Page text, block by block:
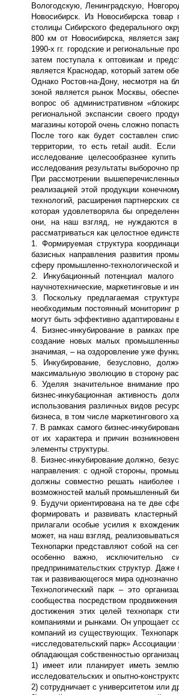
Вологодскую, Ленинградскую,
Новосибирск. Из Новосибирска
столицы Сибирского федерального
800 км от Новосибирска, является
1990-х гг. городские и региональные
затем поступала к оптовикам и
является Краснодар, который затем
Однако Ростов-на-Дону, несмотря на
зоной является рынок Москвы,
вопрос об административном
региональной экспансии своего
магазины которой очень сложно
После того как будет составлен
территории, то есть retail audit. Если
исследование целесообразнее
исследования результаты выборочно
При рассмотрении
реализацией этой продукции
технологий, расширения партнерских
которая удовлетворяла бы
они, на наш взгляд, не нуждаются
рассматриваться как целостное
1. Формируемая структура
базисных направления развития
сферу промышленно-технологической
2. Инкубационный потенциал
научнотехнические, маркетинговые и
3. Поскольку предлагаемая
необходимым постоянный мониторинг
могут быть эффективно адаптированы
4. Бизнес-инкубирование в рамках
создание новых малых
значимая, – на оздоровление уже
5. Инкубирование, безусловно,
максимальную эволюцию в сторону
6. Уделяя значительное внимание
бизнес-инкубационная активность
использования различных видов
бизнеса, в том числе маркетингового
7. В рамках самого бизнес-
от их характера и причин
элементы структуры.
8. Бизнес-инкубирование должно,
направления: с одной стороны,
должны совместно решать наиболее
возможностей малый промышленный
9. Будучи ориентирована на те две
формировать и развивать
прилагали особые усилия к
может, на наш взгляд,
Технопарки представляют собой на
особенно важно, исключительно
предпринимательстких структур. Даже
так и развивающегося мира
Технологический парк – это
сообщества посредством
достижения этих целей технопарк
компаниями и рынками. Он упрощает
компаний из существующих.
«исследовательский парк»
обладающая собственностью
1) имеет или планирует иметь
исследовательских и опытно-
2) сотрудничает с университетом или